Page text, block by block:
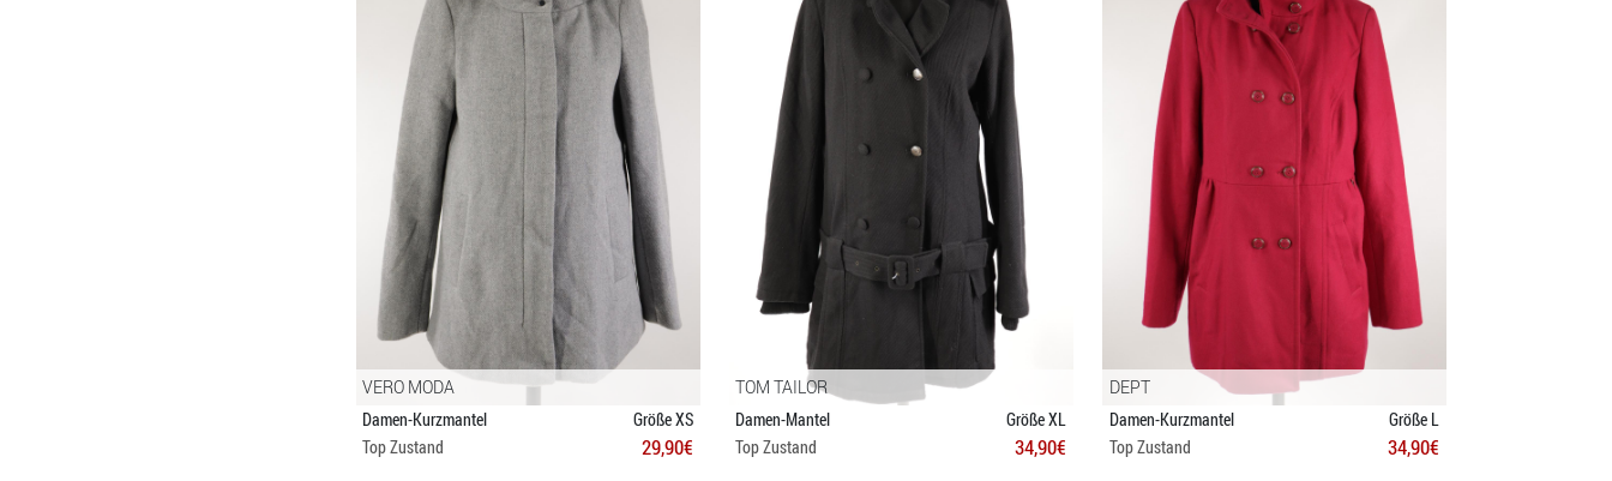
VERO MODA
Damen-Kurzmantel
Größe XS
Top Zustand
29,90€
TOM TAILOR
Damen-Mantel
Größe XL
Top Zustand
34,90€
DEPT
Damen-Kurzmantel
Größe L
Top Zustand
34,90€